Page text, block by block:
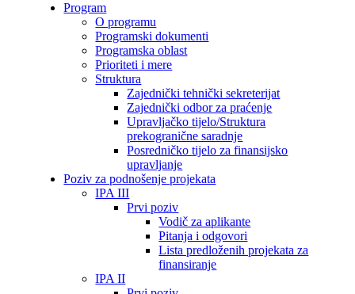
Program
O programu
Programski dokumenti
Programska oblast
Prioriteti i mere
Struktura
Zajednički tehnički sekreterijat
Zajednički odbor za praćenje
Upravljačko tijelo/Struktura
prekogranične saradnje
Posredničko tijelo za finansijsko
upravljanje
Poziv za podnošenje projekata
IPA III
Prvi poziv
Vodič za aplikante
Pitanja i odgovori
Lista predloženih projekata za
finansiranje
IPA II